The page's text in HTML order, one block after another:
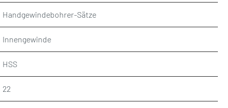
Handgewindebohrer-Sätze
Innengewinde
HSS
22